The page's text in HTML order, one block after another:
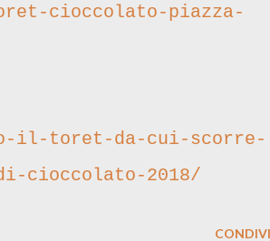
cioccolato-piazza-
il-toret-da-cui-scorre-
cioccolato-2018/